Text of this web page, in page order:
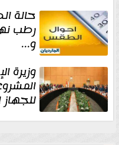
حالة
رطب
و...
وزيرة